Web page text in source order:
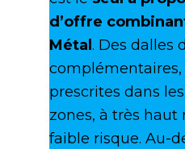
d’offre
Métal. Des dalles
prescrites dans
zones, à très haut
faible risque. Au-